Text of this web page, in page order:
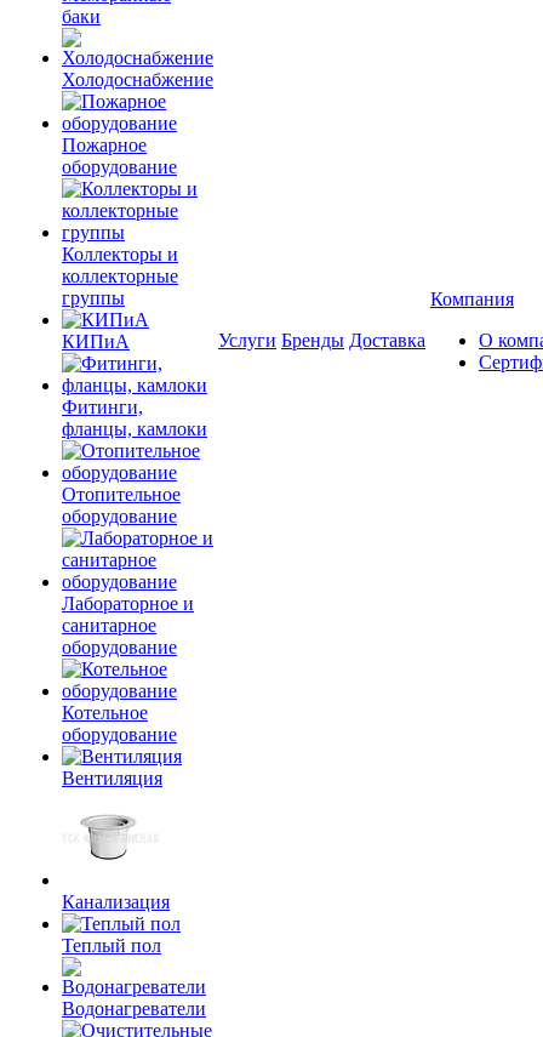
баки
Холодоснабжение
Пожарное
оборудование
Коллекторы и
коллекторные
группы
КИПиА
Фитинги,
фланцы, камлоки
Отопительное
оборудование
Лабораторное и
санитарное
оборудование
Котельное
оборудование
Вентиляция
Канализация
Теплый пол
Водонагреватели
Услуги Бренды Доставка
Компания
О